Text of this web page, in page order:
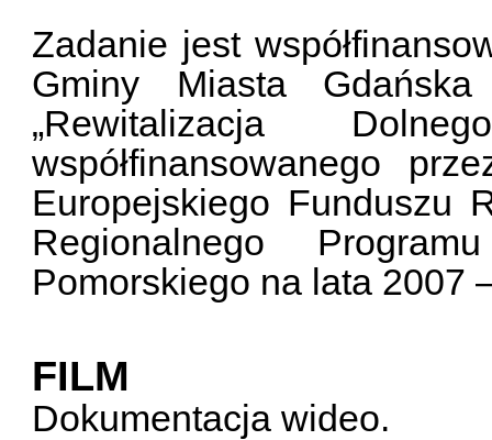
Zadanie jest
Gminy Miasta
„Rewitalizacja
współfinansowanego
Europejskiego Funduszu
Regionalnego
Pomorskiego na lata 2007
FILM
Dokumentacja wideo.